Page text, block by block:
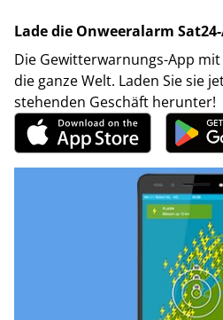
Lade die Onweeralarm
Die Gewitterwarnungs-App
die ganze Welt. Laden Sie sie
stehenden Geschäft herunter!